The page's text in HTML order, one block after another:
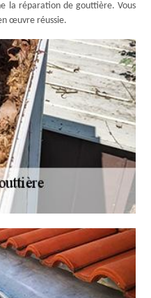
la réparation de gouttière. Vous
œuvre réussie.